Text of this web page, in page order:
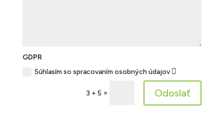
GDPR
Súhlasím so spracovaním osobných údajov
3 + 5 = Odoslať